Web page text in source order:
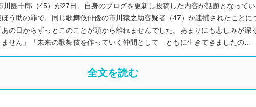
團十郎（45）が27日、自身のブログを更新し投稿した内容が話題となってい
う助の罪で、同じ歌舞伎俳優の市川猿之助容疑者（47）が逮捕されたことに
の日からずっとこのことが頭から離れませんでした。あまりにも悲しみが深
ません」「未来の歌舞伎を作っていく仲間として ともに生きてきましたの…
全文を読む